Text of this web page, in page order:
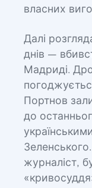
власних
Далі
днів —
Мадриді.
Портнов
до
журналіст,